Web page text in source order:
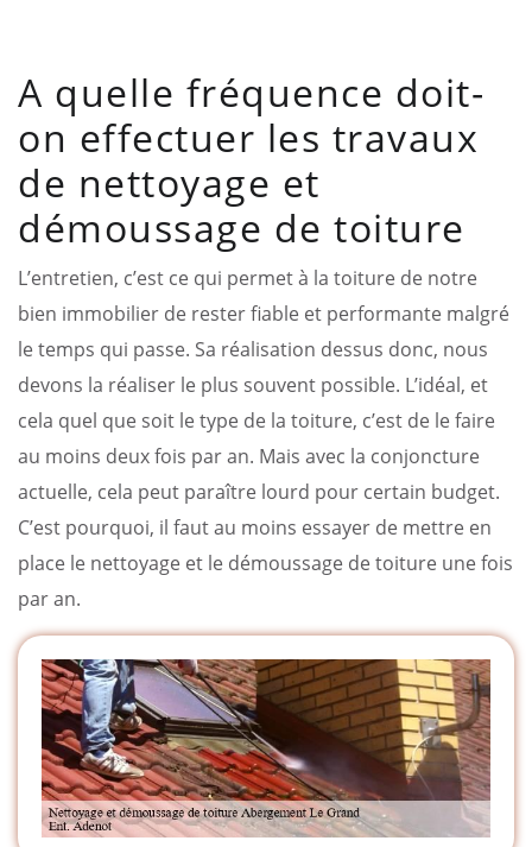
A quelle fréquence doit-
on effectuer les travaux
de nettoyage et
démoussage de toiture
L’entretien, c’est ce qui permet à la toiture de notre
bien immobilier de rester fiable et performante malgré
le temps qui passe. Sa réalisation dessus donc, nous
devons la réaliser le plus souvent possible. L’idéal, et
cela quel que soit le type de la toiture, c’est de le faire
au moins deux fois par an. Mais avec la conjoncture
actuelle, cela peut paraître lourd pour certain budget.
C’est pourquoi, il faut au moins essayer de mettre en
place le nettoyage et le démoussage de toiture une fois
par an.